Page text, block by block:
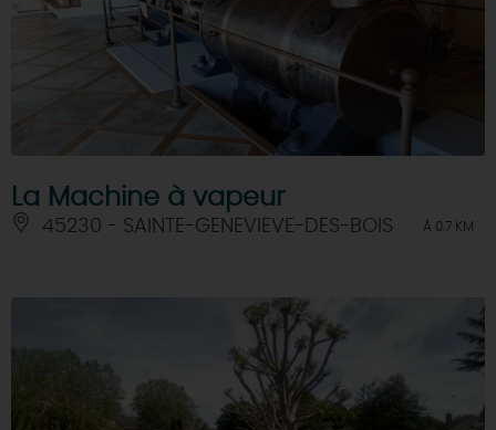
La Machine à vapeur
45230 - SAINTE-GENEVIEVE-DES-BOIS À 0.7 KM